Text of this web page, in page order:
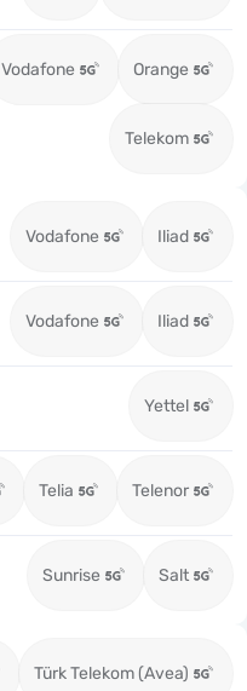
Vodafone Orange
Telekom
Vodafone Iliad
Vodafone Iliad
Yettel
Telia Telenor
Sunrise Salt
Türk Telekom (Avea)